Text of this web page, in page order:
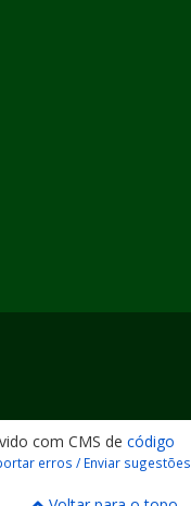
com CMS de código
erros / Enviar sugestões